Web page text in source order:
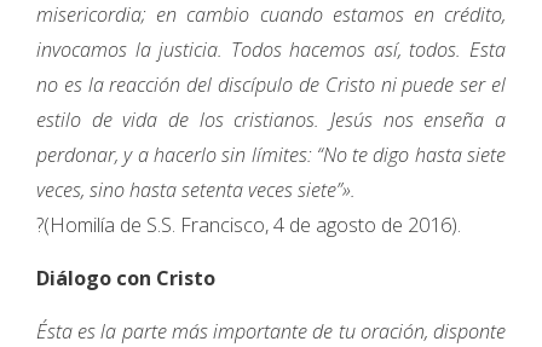
misericordia; en cambio cuando estamos en crédito,
invocamos la justicia. Todos hacemos así, todos. Esta
no es la reacción del discípulo de Cristo ni puede ser el
estilo de vida de los cristianos. Jesús nos enseña a
perdonar, y a hacerlo sin límites: “No te digo hasta siete
veces, sino hasta setenta veces siete”».
?(Homilía de S.S. Francisco, 4 de agosto de 2016).
Diálogo con Cristo
Ésta es la parte más importante de tu oración, disponte